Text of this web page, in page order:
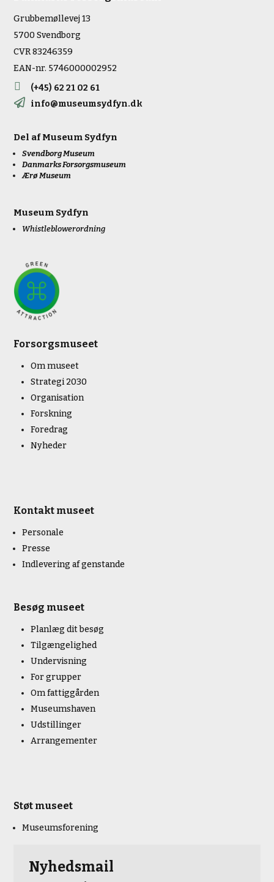
Grubbemøllevej 13
5700 Svendborg
CVR 83246359
EAN-nr. 5746000002952
 (+45) 62 21 02 61
 info@museumsydfyn.dk
Del afMuseum Sydfyn
Svendborg Museum
Danmarks Forsorgsmuseum
Ærø Museum
Museum Sydfyn
Whistleblowerordning
Forsorgsmuseet
Om museet
Strategi 2030
Organisation
Forskning
Foredrag
Nyheder
Kontakt museet
Personale
Presse
Indlevering af genstande
Besøg museet
Planlæg dit besøg
Tilgængelighed
Undervisning
For grupper
Om fattiggården
Museumshaven
Udstillinger
Arrangementer
Støt museet
Museumsforening
Nyhedsmail